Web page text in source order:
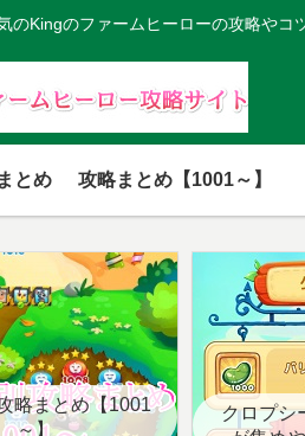
Kingのファームヒーローの攻略やコ
とめ 攻略まとめ【1001～】
略まとめ【1001
～】
クロプシ